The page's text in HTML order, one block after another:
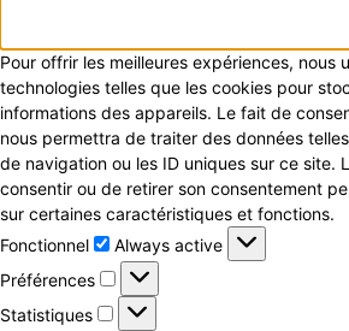
Pour offrir les meilleures expériences, nous
technologies telles que les cookies pour
informations des appareils. Le fait de
nous permettra de traiter des données
de navigation ou les ID uniques sur ce site.
consentir ou de retirer son consentement
sur certaines caractéristiques et fonctions.
Fonctionnel
Fonctionnel
Always active
Préférences
Préférences
Statistiques
Statistiques